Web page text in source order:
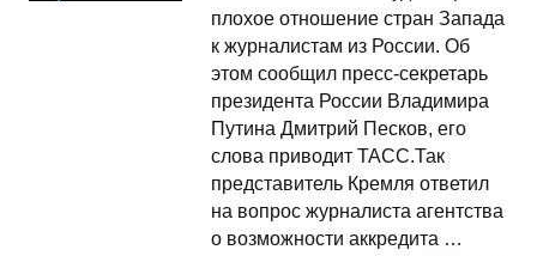
плохое отношение стран Запада
к журналистам из России. Об
этом сообщил пресс-секретарь
президента России Владимира
Путина Дмитрий Песков, его
слова приводит ТАСС.Так
представитель Кремля ответил
на вопрос журналиста агентства
о возможности аккредита …